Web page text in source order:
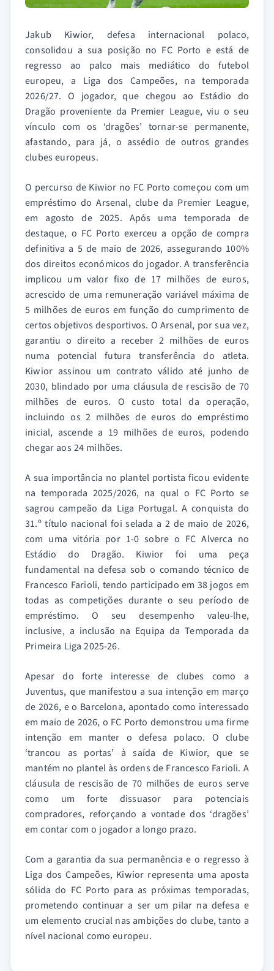
Jakub Kiwior, defesa internacional polaco,
consolidou a sua posição no FC Porto e está de
regresso ao palco mais mediático do futebol
europeu, a Liga dos Campeões, na temporada
2026/27. O jogador, que chegou ao Estádio do
Dragão proveniente da Premier League, viu o seu
vínculo com os ‘dragões’ tornar-se permanente,
afastando, para já, o assédio de outros grandes
clubes europeus.
O percurso de Kiwior no FC Porto começou com um
empréstimo do Arsenal, clube da Premier League,
em agosto de 2025. Após uma temporada de
destaque, o FC Porto exerceu a opção de compra
definitiva a 5 de maio de 2026, assegurando 100%
dos direitos económicos do jogador. A transferência
implicou um valor fixo de 17 milhões de euros,
acrescido de uma remuneração variável máxima de
5 milhões de euros em função do cumprimento de
certos objetivos desportivos. O Arsenal, por sua vez,
garantiu o direito a receber 2 milhões de euros
numa potencial futura transferência do atleta.
Kiwior assinou um contrato válido até junho de
2030, blindado por uma cláusula de rescisão de 70
milhões de euros. O custo total da operação,
incluindo os 2 milhões de euros do empréstimo
inicial, ascende a 19 milhões de euros, podendo
chegar aos 24 milhões.
A sua importância no plantel portista ficou evidente
na temporada 2025/2026, na qual o FC Porto se
sagrou campeão da Liga Portugal. A conquista do
31.º título nacional foi selada a 2 de maio de 2026,
com uma vitória por 1-0 sobre o FC Alverca no
Estádio do Dragão. Kiwior foi uma peça
fundamental na defesa sob o comando técnico de
Francesco Farioli, tendo participado em 38 jogos em
todas as competições durante o seu período de
empréstimo. O seu desempenho valeu-lhe,
inclusive, a inclusão na Equipa da Temporada da
Primeira Liga 2025-26.
Apesar do forte interesse de clubes como a
Juventus, que manifestou a sua intenção em março
de 2026, e o Barcelona, apontado como interessado
em maio de 2026, o FC Porto demonstrou uma firme
intenção em manter o defesa polaco. O clube
‘trancou as portas’ à saída de Kiwior, que se
mantém no plantel às ordens de Francesco Farioli. A
cláusula de rescisão de 70 milhões de euros serve
como um forte dissuasor para potenciais
compradores, reforçando a vontade dos ‘dragões’
em contar com o jogador a longo prazo.
Com a garantia da sua permanência e o regresso à
Liga dos Campeões, Kiwior representa uma aposta
sólida do FC Porto para as próximas temporadas,
prometendo continuar a ser um pilar na defesa e
um elemento crucial nas ambições do clube, tanto a
nível nacional como europeu.